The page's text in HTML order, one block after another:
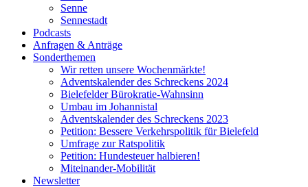
Senne
Sennestadt
Podcasts
Anfragen & Anträge
Sonderthemen
Wir retten unsere Wochenmärkte!
Adventskalender des Schreckens 2024
Bielefelder Bürokratie-Wahnsinn
Umbau im Johannistal
Adventskalender des Schreckens 2023
Petition: Bessere Verkehrspolitik für Bielefeld​​
Umfrage zur Ratspolitik
Petition: Hundesteuer halbieren!
Miteinander-Mobilität
Newsletter